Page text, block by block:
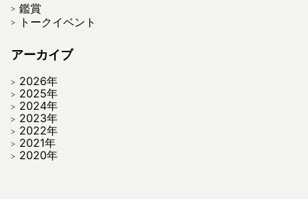
鑑賞
トークイベント
アーカイブ
2026年
2025年
2024年
2023年
2022年
2021年
2020年